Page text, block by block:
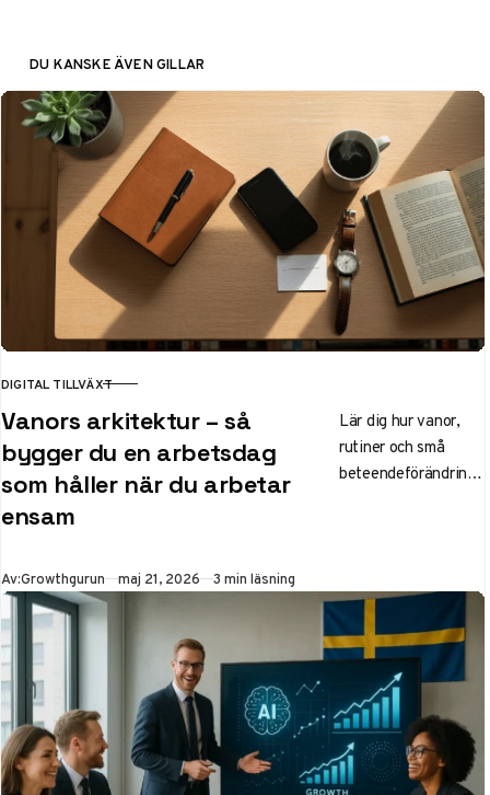
DU KANSKE ÄVEN GILLAR
KATEGORI
DIGITAL TILLVÄXT
Vanors arkitektur – så
bygger du en arbetsdag
som håller när du arbetar
ensam
Lär dig hur vanor,
rutiner och små
beteendeförändringa
ensam eller
hemifrån.
Av:Growthgurun Publicerad
maj 21, 2026 3 min läsning